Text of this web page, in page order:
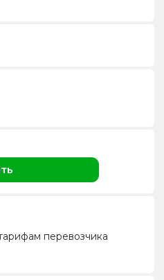
перевозчика